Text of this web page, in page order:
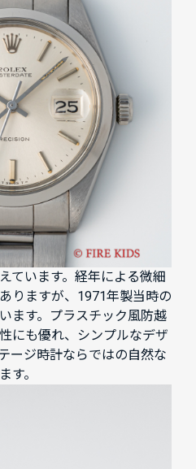
ています。経年による微細
りますが、1971年製当時の
ます。プラスチック風防越
にも優れ、シンプルなデザ
ージ時計ならではの自然な
す。